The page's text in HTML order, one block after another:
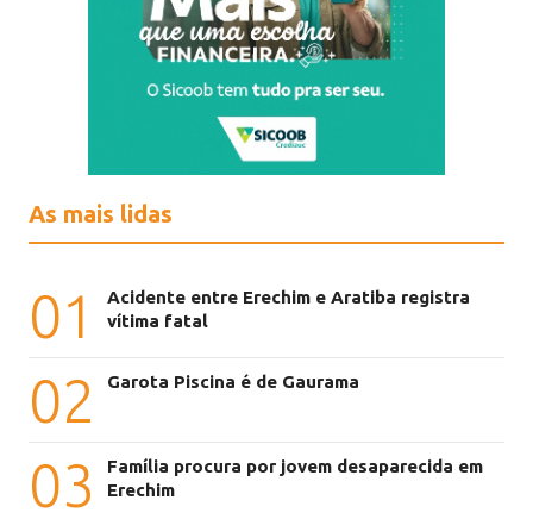
As mais lidas
01
Acidente entre Erechim e Aratiba registra
vítima fatal
02 Garota Piscina é de Gaurama
03
Família procura por jovem desaparecida em
Erechim